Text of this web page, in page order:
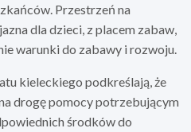
Przestrzeń na
dla dzieci, z placem zabaw,
warunki do zabawy i rozwoju.
kieleckiego podkreślają, że
drogę pomocy potrzebującym
środków do